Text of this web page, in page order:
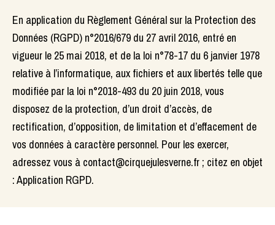
En application du Règlement Général sur la Protection des
Données (RGPD) n°2016/679 du 27 avril 2016, entré en
vigueur le 25 mai 2018, et de la loi n°78-17 du 6 janvier 1978
relative à l’informatique, aux fichiers et aux libertés telle que
modifiée par la loi n°2018-493 du 20 juin 2018, vous
disposez de la protection, d’un droit d’accès, de
rectification, d’opposition, de limitation et d’effacement de
vos données à caractère personnel. Pour les exercer,
adressez vous à contact@cirquejulesverne.fr ; citez en objet
: Application RGPD.